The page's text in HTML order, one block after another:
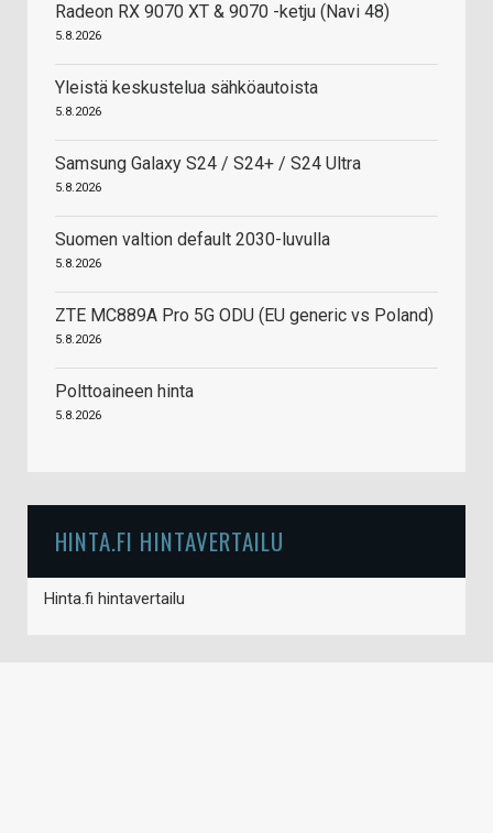
Radeon RX 9070 XT & 9070 -ketju (Navi 48)
5.8.2026
Yleistä keskustelua sähköautoista
5.8.2026
Samsung Galaxy S24 / S24+ / S24 Ultra
5.8.2026
Suomen valtion default 2030-luvulla
5.8.2026
ZTE MC889A Pro 5G ODU (EU generic vs Poland)
5.8.2026
Polttoaineen hinta
5.8.2026
HINTA.FI HINTAVERTAILU
Hinta.fi hintavertailu